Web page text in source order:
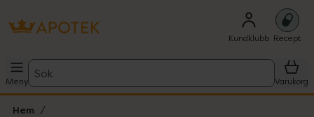
Kundklubb Recept
Meny
Sök
Varukorg
Hem